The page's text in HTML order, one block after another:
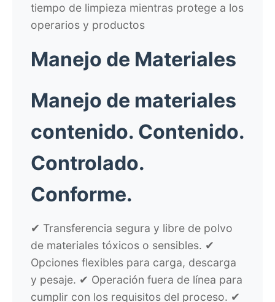
tiempo de limpieza mientras protege a los
operarios y productos
Manejo de Materiales
Manejo de materiales
contenido. Contenido.
Controlado.
Conforme.
✔ Transferencia segura y libre de polvo
de materiales tóxicos o sensibles. ✔
Opciones flexibles para carga, descarga
y pesaje. ✔ Operación fuera de línea para
cumplir con los requisitos del proceso. ✔